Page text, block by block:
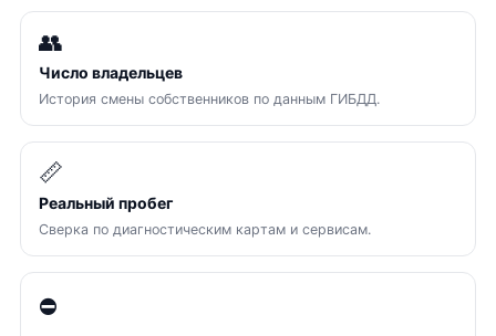
👥
Число владельцев
История смены собственников по данным ГИБДД.
📏
Реальный пробег
Сверка по диагностическим картам и сервисам.
⛔